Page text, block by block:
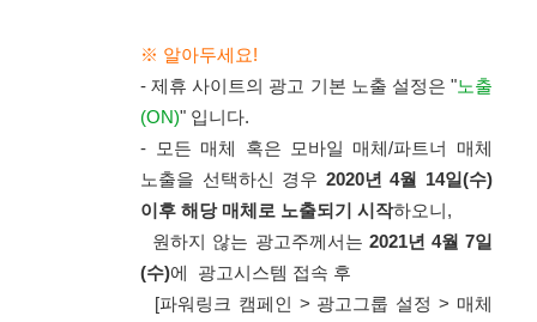
※ 알아두세요!
- 제휴 사이트의 광고 기본 노출 설정은 "노출
(ON)" 입니다.
- 모든 매체 혹은 모바일 매체/파트너 매체
노출을 선택하신 경우 2020년 4월 14일(수)
이후 해당 매체로 노출되기 시작하오니,
원하지 않는 광고주께서는 2021년 4월 7일
(수)에 광고시스템 접속 후
[파워링크 캠페인 > 광고그룹 설정 > 매체